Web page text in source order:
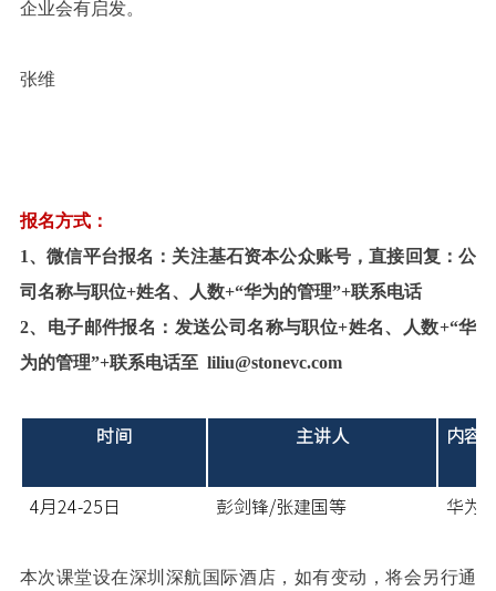
企业会有启发。
张维
报名方式：
1、微信平台报名：关注基石资本公众账号，直接回复：公
司名称与职位+姓名、人数+“华为的管理”+联系电话
2、电子邮件报名：发送公司名称与职位+姓名、人数+“华
为的管理”+联系电话至  liliu@stonevc.com
时间 主讲人 内容
4月24-25日 彭剑锋/张建国等 华为
本次课堂设在深圳深航国际酒店，如有变动，将会另行通